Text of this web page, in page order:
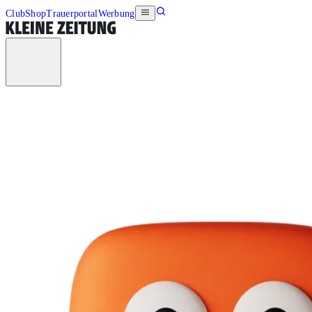
ClubShopTrauerportalWerbung